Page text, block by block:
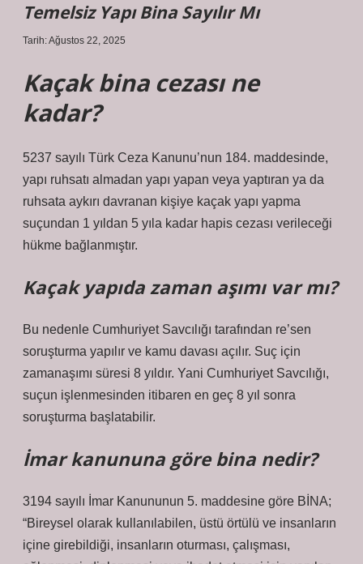
Temelsiz Yapı Bina Sayılır Mı
Tarih: Ağustos 22, 2025
Kaçak bina cezası ne
kadar?
5237 sayılı Türk Ceza Kanunu’nun 184. maddesinde,
yapı ruhsatı almadan yapı yapan veya yaptıran ya da
ruhsata aykırı davranan kişiye kaçak yapı yapma
suçundan 1 yıldan 5 yıla kadar hapis cezası verileceği
hükme bağlanmıştır.
Kaçak yapıda zaman aşımı var mı?
Bu nedenle Cumhuriyet Savcılığı tarafından re’sen
soruşturma yapılır ve kamu davası açılır. Suç için
zamanaşımı süresi 8 yıldır. Yani Cumhuriyet Savcılığı,
suçun işlenmesinden itibaren en geç 8 yıl sonra
soruşturma başlatabilir.
İmar kanununa göre bina nedir?
3194 sayılı İmar Kanununun 5. maddesine göre BİNA;
“Bireysel olarak kullanılabilen, üstü örtülü ve insanların
içine girebildiği, insanların oturması, çalışması,